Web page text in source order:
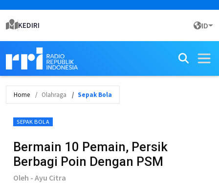
KEDIRI ID
Home Olahraga Sepak Bola
SEPAK BOLA
Bermain 10 Pemain, Persik
Berbagi Poin Dengan PSM
Oleh - Ayu Citra